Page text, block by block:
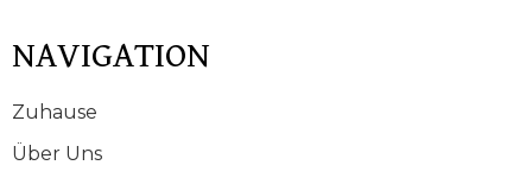
NAVIGATION
Zuhause
Über Uns